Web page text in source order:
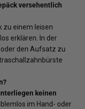
versehentlich
zu einem leisen
erklären. In der
den Aufsatz zu
keinen
im Hand- oder